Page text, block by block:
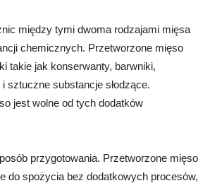
między tymi dwoma rodzajami mięsa
chemicznych. Przetworzone mięso
takie jak konserwanty, barwniki,
sztuczne substancje słodzące.
jest wolne od tych dodatków
przygotowania. Przetworzone mięso
do spożycia bez dodatkowych procesów,